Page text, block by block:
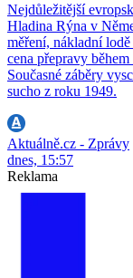
Nejdůležitější
Hladina Rýna v
měření, nákladní
cena přepravy
Současné záběry
sucho z roku 1949.
Aktuálně.cz - Zprávy
dnes, 15:57
Reklama